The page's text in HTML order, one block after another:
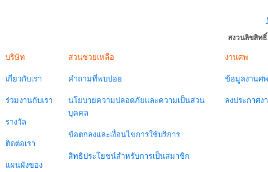
สงวนลิขสิท
บริษัท
เกี่ยวกับเรา
ร่วมงานกับเรา
รางวัล
ติดต่อเรา
แผนผังของ
ส่วนช่วยเหลือ
คำถามที่พบบ่อย
นโยบายความปลอดภัยและความเป็นส่วน
บุคคล
ข้อตกลงและเงื่อนไขการใช้บริการ
สิทธิประโยชน์สำหรับการเป็นสมาชิก
งานศพ
ข้อมูลงานศพ
ลงประกาศง